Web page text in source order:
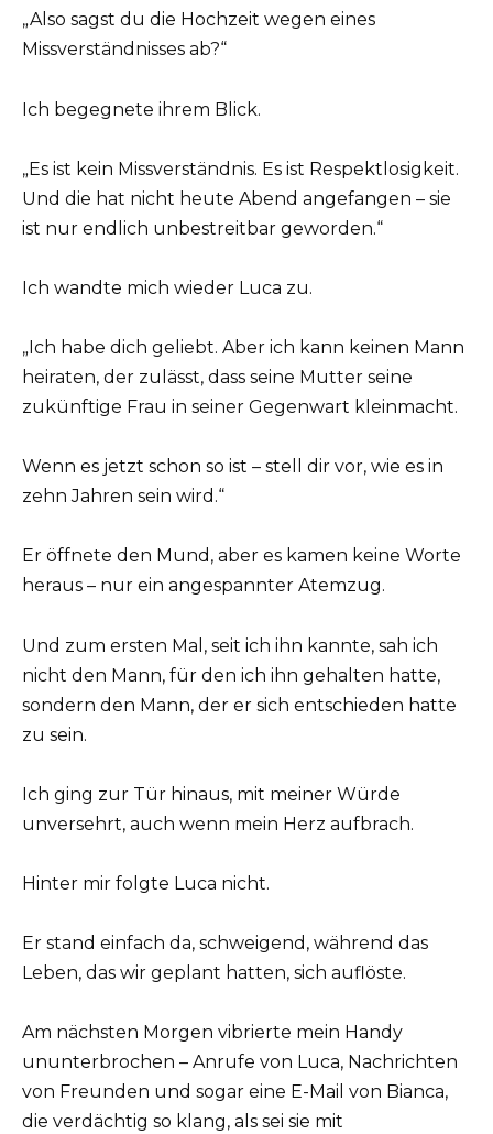
„Also sagst du die Hochzeit wegen eines
Missverständnisses ab?“
Ich begegnete ihrem Blick.
„Es ist kein Missverständnis. Es ist Respektlosigkeit.
Und die hat nicht heute Abend angefangen – sie
ist nur endlich unbestreitbar geworden.“
Ich wandte mich wieder Luca zu.
„Ich habe dich geliebt. Aber ich kann keinen Mann
heiraten, der zulässt, dass seine Mutter seine
zukünftige Frau in seiner Gegenwart kleinmacht.
Wenn es jetzt schon so ist – stell dir vor, wie es in
zehn Jahren sein wird.“
Er öffnete den Mund, aber es kamen keine Worte
heraus – nur ein angespannter Atemzug.
Und zum ersten Mal, seit ich ihn kannte, sah ich
nicht den Mann, für den ich ihn gehalten hatte,
sondern den Mann, der er sich entschieden hatte
zu sein.
Ich ging zur Tür hinaus, mit meiner Würde
unversehrt, auch wenn mein Herz aufbrach.
Hinter mir folgte Luca nicht.
Er stand einfach da, schweigend, während das
Leben, das wir geplant hatten, sich auflöste.
Am nächsten Morgen vibrierte mein Handy
ununterbrochen – Anrufe von Luca, Nachrichten
von Freunden und sogar eine E-Mail von Bianca,
die verdächtig so klang, als sei sie mit